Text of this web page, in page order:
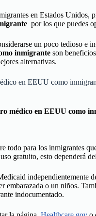
en Estados Unidos,
por los que puedes
un poco tedioso e
inmigrante son
alternativas.
en EEUU como
médico en EEUU como
todo para los inmigrantes
gratuito, esto dependerá
independientemente
embarazada o un niños.
indocumentado.